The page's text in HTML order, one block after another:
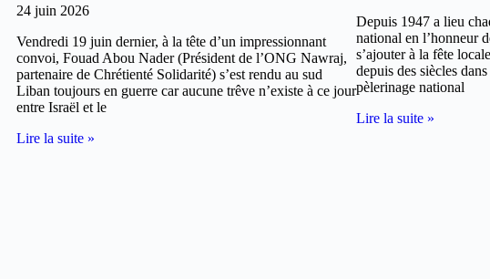
24 juin 2026
Vendredi 19 juin dernier, à la tête d’un impressionnant
convoi, Fouad Abou Nader (Président de l’ONG Nawraj,
partenaire de Chrétienté Solidarité) s’est rendu au sud
Liban toujours en guerre car aucune trêve n’existe à ce jour
entre Israël et le
Lire la suite »
Depuis 1947 a lieu
national en l’honneur
s’ajouter à la fête
depuis des siècles
pèlerinage national
Lire la suite »